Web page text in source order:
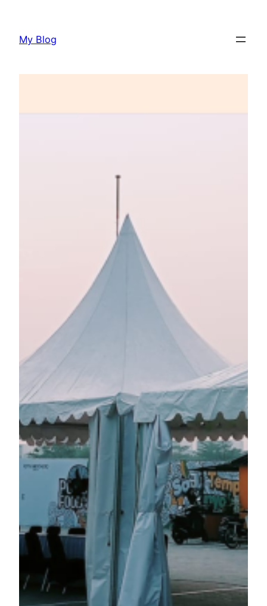
konten
My Blog